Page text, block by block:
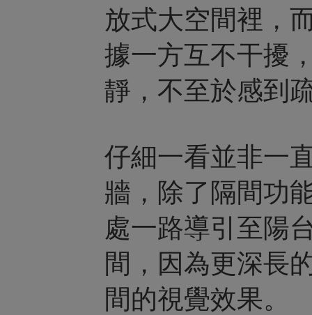
放式大空間裡，
據一方互不干擾
靜，不至於感到
仔細一看並非一
牆，除了隔間功
處一路導引至陽
間，因為更深長
間的視覺效果。